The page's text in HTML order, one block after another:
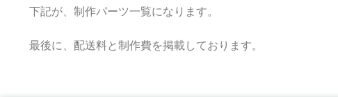
下記が、制作パーツ一覧になります。
最後に、配送料と制作費を掲載しております。